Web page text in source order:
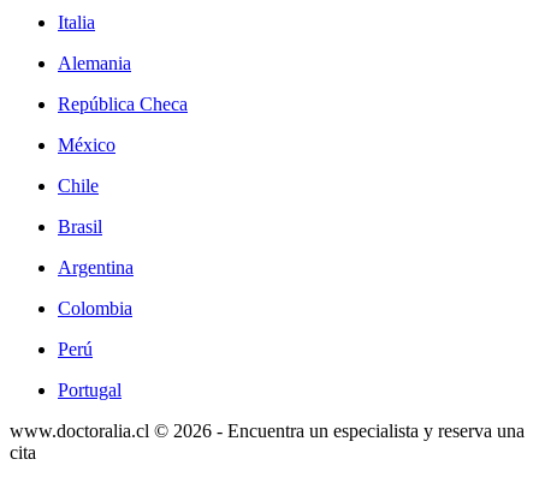
Italia
Alemania
República Checa
México
Chile
Brasil
Argentina
Colombia
Perú
Portugal
www.doctoralia.cl © 2026 - Encuentra un especialista y reserva una
cita